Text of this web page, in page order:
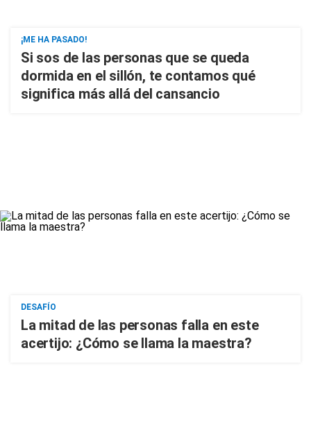
¡ME HA PASADO!
Si sos de las personas que se queda
dormida en el sillón, te contamos qué
significa más allá del cansancio
DESAFÍO
La mitad de las personas falla en este
acertijo: ¿Cómo se llama la maestra?